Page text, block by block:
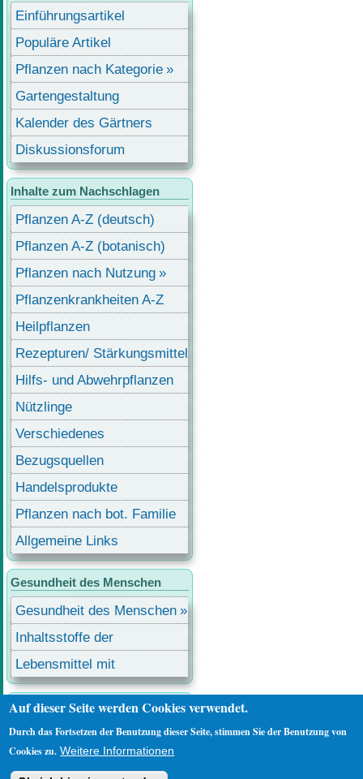
Einführungsartikel
Populäre Artikel
Pflanzen nach Kategorie
Gartengestaltung
Kalender des Gärtners
Diskussionsforum
Inhalte zum Nachschlagen
Pflanzen A-Z (deutsch)
Pflanzen A-Z (botanisch)
Pflanzen nach Nutzung
Pflanzenkrankheiten A-Z
Heilpflanzen
Rezepturen/ Stärkungsmittel
Hilfs- und Abwehrpflanzen
Nützlinge
Verschiedenes
Bezugsquellen
Handelsprodukte
Pflanzen nach bot. Familie
Allgemeine Links
Gesundheit des Menschen
Gesundheit des Menschen
Inhaltsstoffe der
Lebensmittel
Lebensmittel mit
Inhaltsstoffen
Benutzermenü
Anmelden
Auf dieser Seite werden Cookies verwendet.
Durch das Fortsetzen der Benutzung dieser Seite, stimmen Sie der Benutzung von
Cookies zu. Weitere Informationen